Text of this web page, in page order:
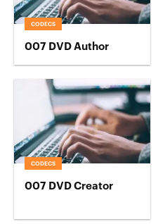
CODECS
007 DVD Author
CODECS
007 DVD Creator